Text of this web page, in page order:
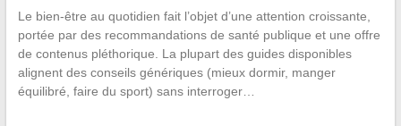
Le bien-être au quotidien fait l’objet d’une attention croissante,
portée par des recommandations de santé publique et une offre
de contenus pléthorique. La plupart des guides disponibles
alignent des conseils génériques (mieux dormir, manger
équilibré, faire du sport) sans interroger…